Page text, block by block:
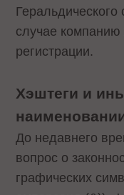
случае компанию
регистрации.
Хэштеги и
До недавнего
вопрос о
графических